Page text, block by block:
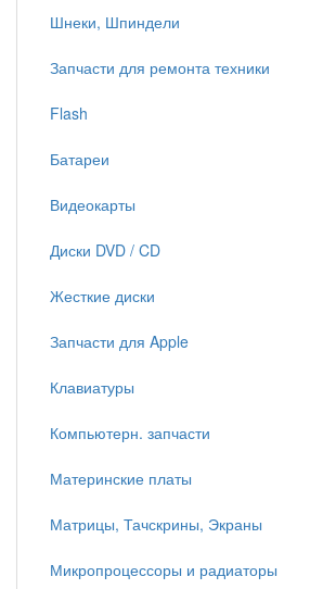
Шнеки, Шпиндели
Запчасти для ремонта техники
Flash
Батареи
Видеокарты
Диски DVD / CD
Жесткие диски
Запчасти для Apple
Клавиатуры
Компьютерн. запчасти
Материнские платы
Матрицы, Тачскрины, Экраны
Микропроцессоры и радиаторы